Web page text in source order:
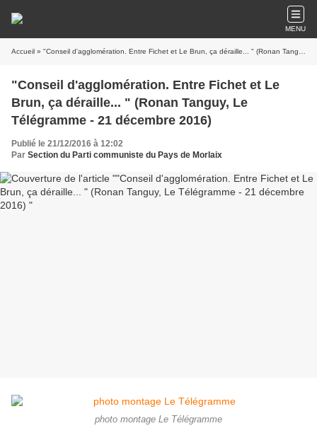
MENU
Accueil » "Conseil d'agglomération. Entre Fichet et Le Brun, ça déraille... " (Ronan Tanguy, Le Télégramme - 21 décembre 2016)
"Conseil d'agglomération. Entre Fichet et Le
Brun, ça déraille... " (Ronan Tanguy, Le
Télégramme - 21 décembre 2016)
Publié le 21/12/2016 à 12:02
Par Section du Parti communiste du Pays de Morlaix
photo montage Le Télégramme